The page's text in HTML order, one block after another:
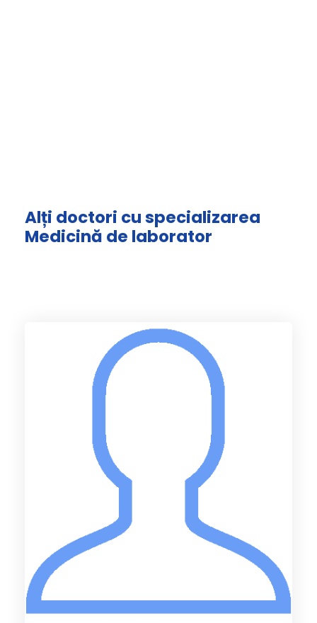
Alți doctori cu specializarea
Medicină de laborator